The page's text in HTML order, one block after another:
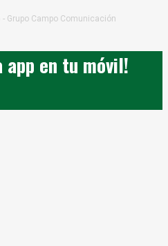
Grupo Campo Comunicación
app en tu móvil!